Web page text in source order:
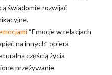
świadomie rozwijać
“Emocje w relacjach
na innych” opiera
częścią życia
przeżywanie